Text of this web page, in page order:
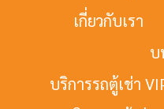
เกี่ยวกับเรา
บ
บริการรถตู้เช่า